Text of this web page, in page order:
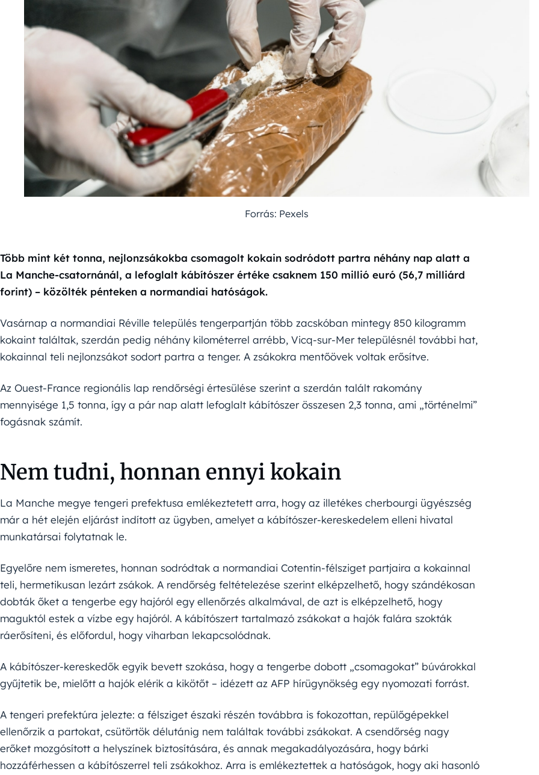
Forrás: Pexels
Több mint két tonna, nejlonzsákokba csomagolt kokain sodródott partra néhány nap alatt a
La Manche-csatornánál, a lefoglalt kábítószer értéke csaknem 150 millió euró (56,7 milliárd
forint) – közölték pénteken a normandiai hatóságok.
Vasárnap a normandiai Réville település tengerpartján több zacskóban mintegy 850 kilogramm
kokaint találtak, szerdán pedig néhány kilométerrel arrébb, Vicq-sur-Mer településnél további hat,
kokainnal teli nejlonzsákot sodort partra a tenger. A zsákokra mentőövek voltak erősítve.
Az Ouest-France regionális lap rendőrségi értesülése szerint a szerdán talált rakomány
mennyisége 1,5 tonna, így a pár nap alatt lefoglalt kábítószer összesen 2,3 tonna, ami „történelmi”
fogásnak számít.
Nem tudni, honnan ennyi kokain
La Manche megye tengeri prefektusa emlékeztetett arra, hogy az illetékes cherbourgi ügyészség
már a hét elején eljárást indított az ügyben, amelyet a kábítószer-kereskedelem elleni hivatal
munkatársai folytatnak le.
Egyelőre nem ismeretes, honnan sodródtak a normandiai Cotentin-félsziget partjaira a kokainnal
teli, hermetikusan lezárt zsákok. A rendőrség feltételezése szerint elképzelhető, hogy szándékosan
dobták őket a tengerbe egy hajóról egy ellenőrzés alkalmával, de azt is elképzelhető, hogy
maguktól estek a vízbe egy hajóról. A kábítószert tartalmazó zsákokat a hajók falára szokták
ráerősíteni, és előfordul, hogy viharban lekapcsolódnak.
A kábítószer-kereskedők egyik bevett szokása, hogy a tengerbe dobott „csomagokat” búvárokkal
gyűjtetik be, mielőtt a hajók elérik a kikötőt – idézett az AFP hírügynökség egy nyomozati forrást.
A tengeri prefektúra jelezte: a félsziget északi részén továbbra is fokozottan, repülőgépekkel
ellenőrzik a partokat, csütörtök délutánig nem találtak további zsákokat. A csendőrség nagy
erőket mozgósított a helyszínek biztosítására, és annak megakadályozására, hogy bárki
hozzáférhessen a kábítószerrel teli zsákokhoz. Arra is emlékeztettek a hatóságok, hogy aki hasonló